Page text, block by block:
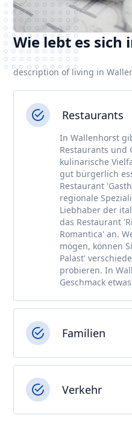
Wie lebt es sich
description of living in
Restaurants
In Wallenhorst
Restaurants und
kulinarische
gut bürgerlich
Restaurant
regionale
Liebhaber der
das Restaurant
Romantica' an.
mögen, können
Palast'
probieren. In
Geschmack
Familien
Verkehr